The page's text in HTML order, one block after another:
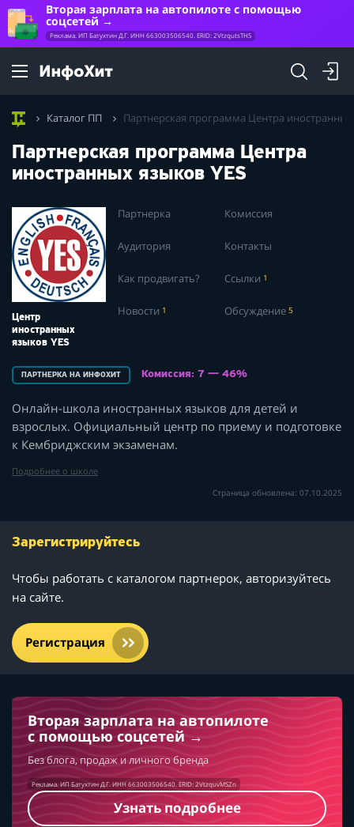
Вторая зарплата на автопилоте с помощью
соцсетей
Реклама. ИП Батухтин Д.Г. ИНН 663003506540. ERID: 2VtzqutsTHS
Каталог ПП Партнерская программа Центра иностранных
Партнерская программа Центра
иностранных языков YES
Центр
иностранных
языков YES
Партнерка Комиссия
Аудитория Контакты
Как продвигать? Ссылки 1
Новости 1 Обсуждение 5
ПАРТНЕРКА НА ИНФОХИТ Комиссия: 7 — 46%
Онлайн-школа иностранных языков для детей и
взрослых. Официальный центр по приему и подготовке
к Кембриджским экзаменам.
Подробнее о школе
Страница обновлена: 07.10.2025
Зарегистрируйтесь
Чтобы работать с каталогом партнерок, авторизуйтесь
на сайте.
Регистрация
Вторая зарплата на автопилоте
с помощью соцсетей
Без блога, продаж и личного бренда
Реклама. ИП Батухтин Д.Г. ИНН 663003506540. ERID: 2VtzquvMSZn
Узнать подробнее